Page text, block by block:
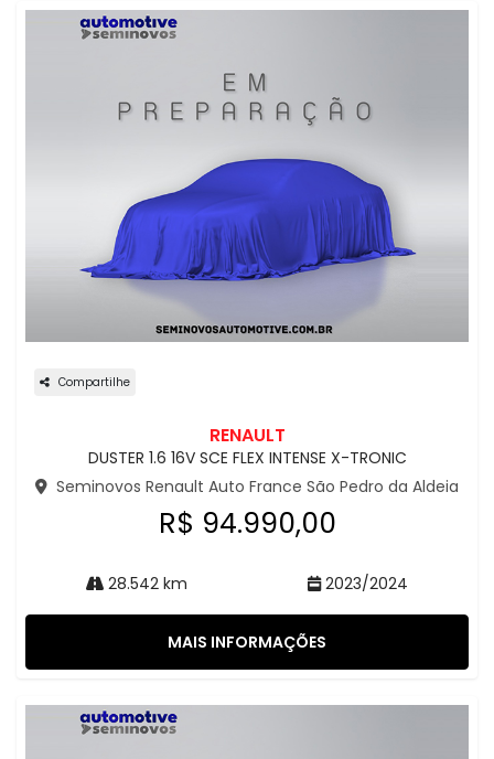
Compartilhe
RENAULT
DUSTER 1.6 16V SCE FLEX INTENSE X-TRONIC
Seminovos Renault Auto France São Pedro da Aldeia
R$ 94.990,00
28.542 km 2023/2024
MAIS INFORMAÇÕES